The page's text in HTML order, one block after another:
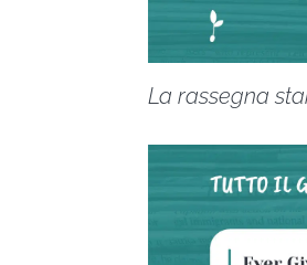
La rassegna